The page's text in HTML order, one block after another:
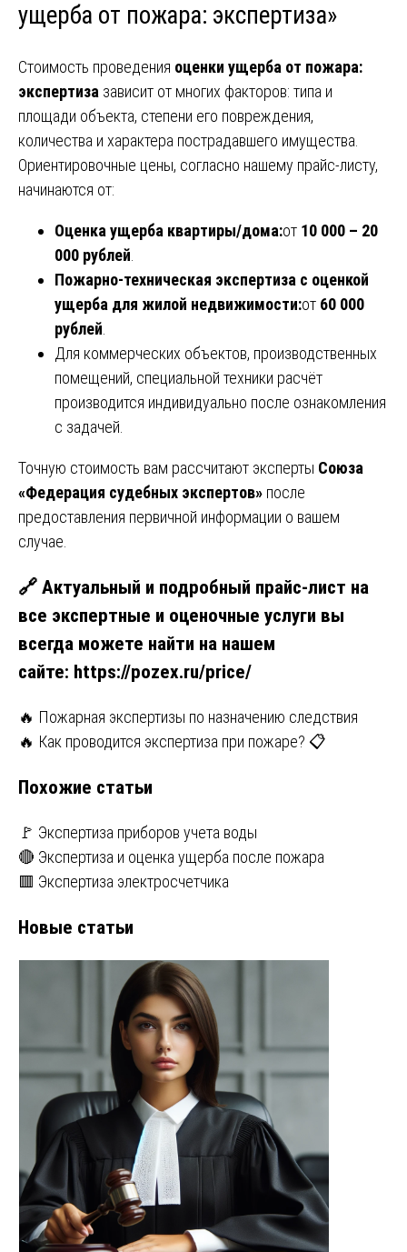
ущерба от пожара: экспертиза»
Стоимость проведения оценки ущерба от пожара:
экспертиза зависит от многих факторов: типа и
площади объекта, степени его повреждения,
количества и характера пострадавшего имущества.
Ориентировочные цены, согласно нашему прайс-листу,
начинаются от:
Оценка ущерба квартиры/дома:от 10 000 – 20
000 рублей
Пожарно-техническая экспертиза с оценкой
ущерба для жилой недвижимости:от 60 000
рублей
Для коммерческих объектов, производственных
помещений, специальной техники расчёт
производится индивидуально после ознакомления
с задачей.
Точную стоимость вам рассчитают эксперты Союза
«Федерация судебных экспертов» после
предоставления первичной информации о вашем
случае.
🔗 Актуальный и подробный прайс-лист на
все экспертные и оценочные услуги вы
всегда можете найти на нашем
сайте: https://pozex.ru/price/
Навигация
записям
🔥 Пожарная экспертизы по назначению следствия
🔥 Как проводится экспертиза при пожаре? 📋
Похожие статьи
🚩 Экспертиза приборов учета воды
🔴 Экспертиза и оценка ущерба после пожара
🟥 Экспертиза электросчетчика
Новые статьи